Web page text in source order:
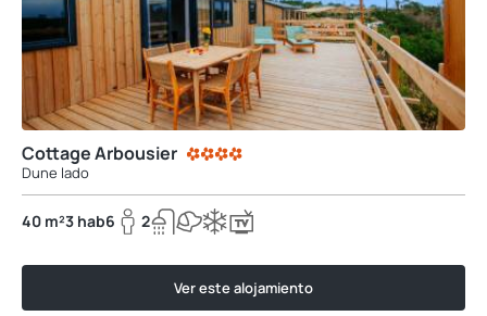
Cottage Arbousier
Dune lado
40 m²3 hab6 2
Ver este alojamiento